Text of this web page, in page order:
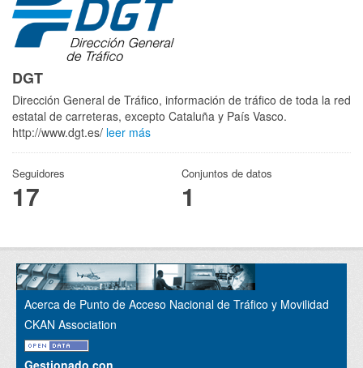
DGT
Dirección General de Tráfico, información de tráfico de toda la red
estatal de carreteras, excepto Cataluña y País Vasco.
http://www.dgt.es/ leer más
Seguidores
17
Conjuntos de datos
1
Acerca de Punto de Acceso Nacional de Tráfico y Movilidad
CKAN Association
Gestionado con